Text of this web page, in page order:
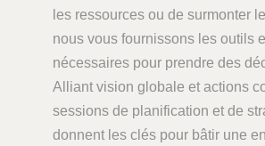
les ressources ou de surmonter
nous vous fournissons les outils
nécessaires pour prendre des
Alliant vision globale et actions
sessions de planification et de
donnent les clés pour bâtir une